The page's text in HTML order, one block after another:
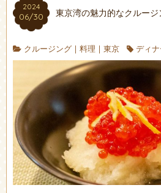
2024
06/30 東京湾の魅力的なクルー
クルージング| 料理| 東京 ディナ